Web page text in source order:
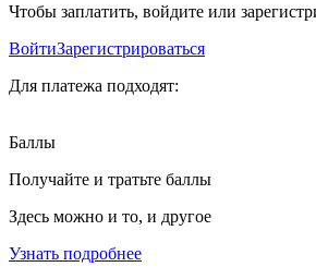
Чтобы заплатить, войдите или
ВойтиЗарегистрироваться
Для платежа подходят:
Баллы
Получайте и тратьте баллы
Здесь можно и то, и другое
Узнать подробнее